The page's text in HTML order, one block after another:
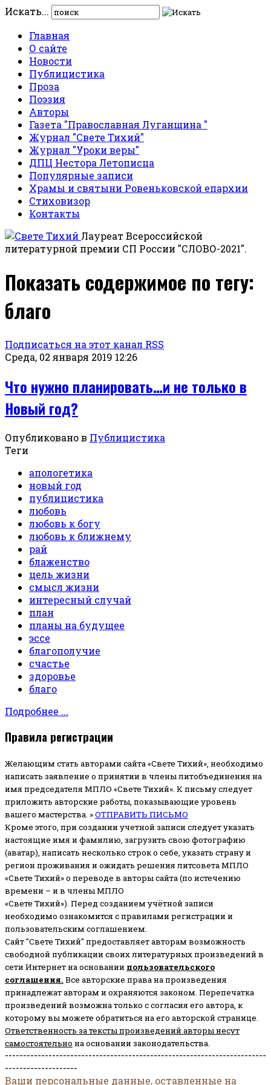
Искать...
Главная
О сайте
Новости
Публицистика
Проза
Поэзия
Авторы
Газета "Православная Луганщина "
Журнал "Свете Тихий"
Журнал "Уроки веры"
ДПЦ Нестора Летописца
Популярные записи
Храмы и святыни Ровеньковской епархии
Стиховизор
Контакты
Лауреат Всероссийской
литературной премии СП России "СЛОВО-2021".
Показать содержимое по тегу:
благо
Подписаться на этот канал RSS
Среда, 02 января 2019 12:26
Что нужно планировать…и не только в
Новый год?
Опубликовано в Публицистика
Теги
апологетика
новый год
публицистика
любовь
любовь к богу
любовь к ближнему
рай
блаженство
цель жизни
смысл жизни
интересный случай
план
планы на будущее
эссе
благополучие
счастье
здоровье
благо
Подробнее ...
Правила регистрации
Желающим стать авторами сайта «Свете Тихий», необходимо
написать заявление о принятии в члены литобъединения на
имя председателя МПЛО «Свете Тихий». К письму следует
приложить авторские работы, показывающие уровень
вашего мастерства. »ОТПРАВИТЬ ПИСЬМО
Кроме этого, при создании учетной записи следует указать
настоящие имя и фамилию, загрузить свою фотографию
(аватар), написать несколько строк о себе, указать страну и
регион проживания и ожидать решения литсовета МПЛО
«Свете Тихий» о переводе в авторы сайта (по истечению
времени – и в члены МПЛО
«Свете Тихий»). Перед созданием учётной записи
необходимо ознакомится с правилами регистрации и
пользовательским соглашением.
Сайт "Свете Тихий" предоставляет авторам возможность
свободной публикации своих литературных произведений в
сети Интернет на основании пользовательского
соглашения. Все авторские права на произведения
принадлежат авторам и охраняются законом. Перепечатка
произведений возможна только с согласия его автора, к
которому вы можете обратиться на его авторской странице.
Ответственность за тексты произведений авторы несут
самостоятельно на основании законодательства.
------------------------------------------------------------------------
--------------------
Ваши персональные данные, оставленные на